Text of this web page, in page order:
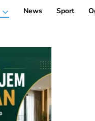
News Sport